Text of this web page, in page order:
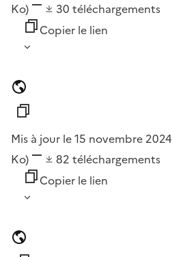
Ko)
30 téléchargements
Copier le lien
Mis à jour le 15 novembre 2024
Ko)
82 téléchargements
Copier le lien